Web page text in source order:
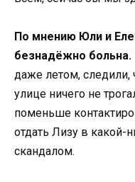
По мнению Юли и
безнадёжно больна.
даже летом, следили,
улице ничего не
поменьше
отдать Лизу в какой-
скандалом.